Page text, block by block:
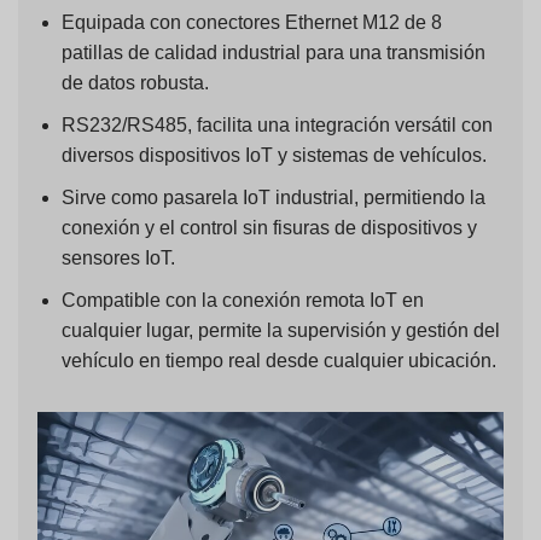
Equipada con conectores Ethernet M12 de 8
patillas de calidad industrial para una transmisión
de datos robusta.
RS232/RS485, facilita una integración versátil con
diversos dispositivos IoT y sistemas de vehículos.
Sirve como pasarela IoT industrial, permitiendo la
conexión y el control sin fisuras de dispositivos y
sensores IoT.
Compatible con la conexión remota IoT en
cualquier lugar, permite la supervisión y gestión del
vehículo en tiempo real desde cualquier ubicación.